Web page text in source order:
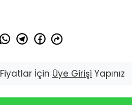
Fiyatlar İçin Üye Girişi Yapınız